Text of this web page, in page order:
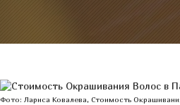
Фото: Лариса Ковалева, Стоимость